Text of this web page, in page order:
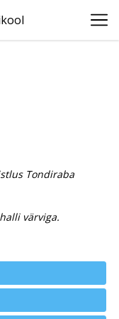
Tondiraba
värviga.
Sulgpalliliidu Noorte